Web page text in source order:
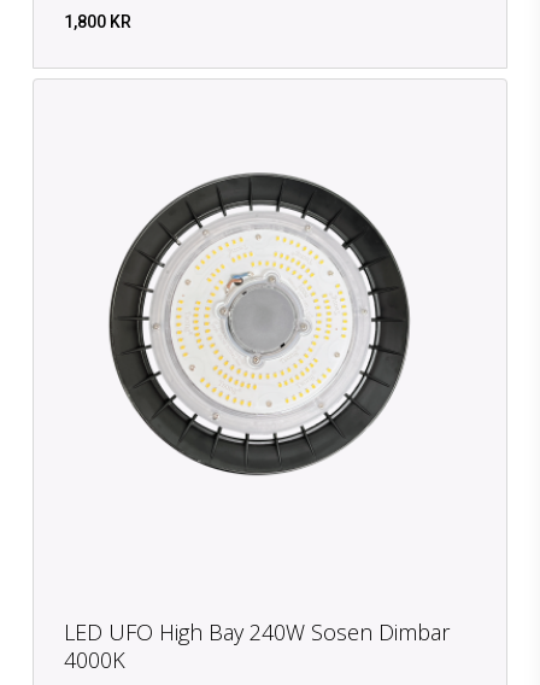
1,800 KR
LED UFO High Bay 240W Sosen Dimbar
4000K